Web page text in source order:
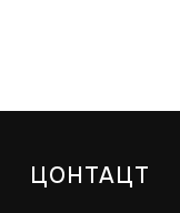
ЦОНТАЦТ